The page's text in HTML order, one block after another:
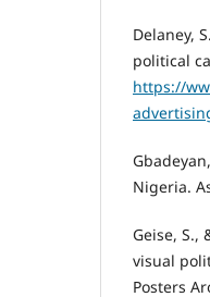
Delaney,
political
https://
Nigeria.
Geise, S.,
visual
Posters